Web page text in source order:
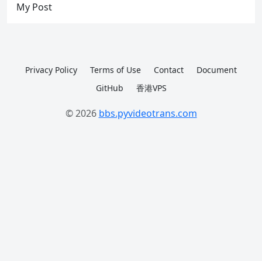
My Post
Privacy Policy Terms of Use Contact
Document
GitHub
香港VPS
© 2026 bbs.pyvideotrans.com